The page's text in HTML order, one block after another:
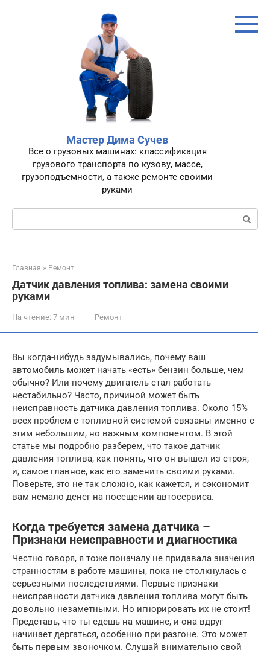
Мастер Дима Сучев
Все о грузовых машинах: классификация
грузового транспорта по кузову, массе,
грузоподъемности, а также ремонте своими
руками
Поиск:
Главная » Ремонт
Датчик давления топлива: замена своими
руками
На чтение: 7 мин Ремонт
Вы когда-нибудь задумывались, почему ваш
автомобиль может начать «есть» бензин больше, чем
обычно? Или почему двигатель стал работать
нестабильно? Часто, причиной может быть
неисправность датчика давления топлива. Около 15%
всех проблем с топливной системой связаны именно с
этим небольшим, но важным компонентом. В этой
статье мы подробно разберем, что такое датчик
давления топлива, как понять, что он вышел из строя,
и, самое главное, как его заменить своими руками.
Поверьте, это не так сложно, как кажется, и сэкономит
вам немало денег на посещении автосервиса.
Когда требуется замена датчика –
Признаки неисправности и диагностика
Честно говоря, я тоже поначалу не придавала значения
странностям в работе машины, пока не столкнулась с
серьезными последствиями. Первые признаки
неисправности датчика давления топлива могут быть
довольно незаметными. Но игнорировать их не стоит!
Представь, что ты едешь на машине, и она вдруг
начинает дергаться, особенно при разгоне. Это может
быть первым звоночком. Слушай внимательно свой